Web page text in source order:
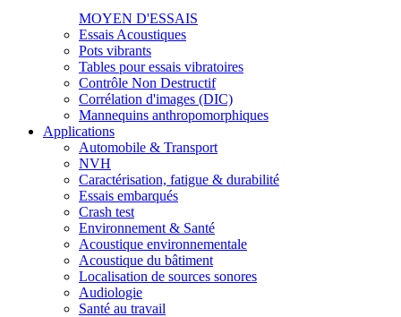
MOYEN D'ESSAIS
Essais Acoustiques
Pots vibrants
Tables pour essais vibratoires
Contrôle Non Destructif
Corrélation d'images (DIC)
Mannequins anthropomorphiques
Applications
Automobile & Transport
NVH
Caractérisation, fatigue & durabilité
Essais embarqués
Crash test
Environnement & Santé
Acoustique environnementale
Acoustique du bâtiment
Localisation de sources sonores
Audiologie
Santé au travail